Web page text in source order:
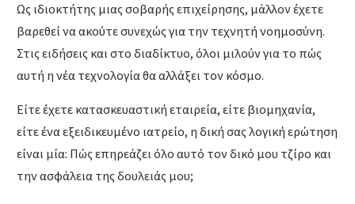
Ως ιδιοκτήτης μιας σοβαρής επιχείρησης, μάλλον έχετε
βαρεθεί να ακούτε συνεχώς για την τεχνητή νοημοσύνη.
Στις ειδήσεις και στο διαδίκτυο, όλοι μιλούν για το πώς
αυτή η νέα τεχνολογία θα αλλάξει τον κόσμο.
Είτε έχετε κατασκευαστική εταιρεία, είτε βιομηχανία,
είτε ένα εξειδικευμένο ιατρείο, η δική σας λογική ερώτηση
είναι μία: Πώς επηρεάζει όλο αυτό τον δικό μου τζίρο και
την ασφάλεια της δουλειάς μου;